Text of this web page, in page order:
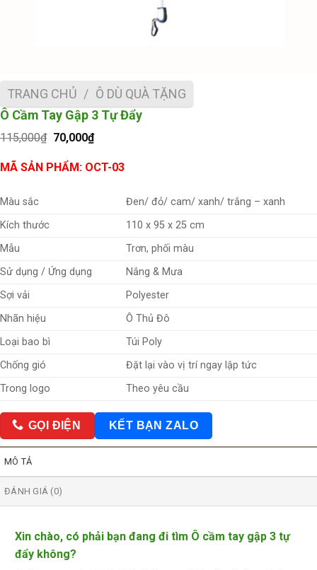
TRANG CHỦ / Ô DÙ QUÀ TẶNG
Ô Cầm Tay Gập 3 Tự Đẩy
115,000₫ Giá
gốc
là:
115,000₫.
70,000₫Giá
hiện
tại
là:
MÃ SẢN PHẨM: OCT-03
Màu sắc
Đen/ đỏ/ cam/ xanh/ trắng – xanh
Kích thước
110 x 95 x 25 cm
Mẫu
Trơn, phối màu
Sử dụng / Ứng dụng
Nắng & Mưa
Sợi vải
Polyester
Nhãn hiệu
Ô Thủ Đô
Loại bao bì
Túi Poly
Chống gió
Đặt lại vào vị trí ngay lập tức
Trong logo
Theo yêu cầu
GỌI ĐIỆN KẾT BẠN ZALO
MÔ TẢ
ĐÁNH GIÁ (0)
Xin chào, có phải bạn đang đi tìm Ô cầm tay gập 3 tự
đẩy không?